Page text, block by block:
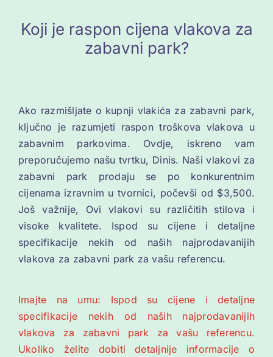
Koji je raspon cijena vlakova za
zabavni park?
Ako razmišljate o kupnji vlakića za zabavni park,
ključno je razumjeti raspon troškova vlakova u
zabavnim parkovima. Ovdje, iskreno vam
preporučujemo našu tvrtku, Dinis. Naši vlakovi za
zabavni park prodaju se po konkurentnim
cijenama izravnim u tvornici, počevši od $3,500.
Još važnije, Ovi vlakovi su različitih stilova i
visoke kvalitete. Ispod su cijene i detaljne
specifikacije nekih od naših najprodavanijih
vlakova za zabavni park za vašu referencu.
Imajte na umu: Ispod su cijene i detaljne
specifikacije nekih od naših najprodavanijih
vlakova za zabavni park za vašu referencu.
Ukoliko želite dobiti detaljnije informacije o